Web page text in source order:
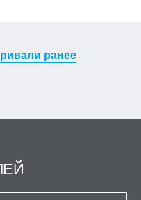
ранее